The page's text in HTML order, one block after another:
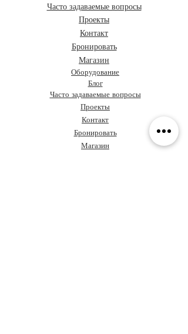
Часто задаваемые вопросы
Проекты
Контакт
Бронировать
Магазин
Оборудование
Блог
Часто задаваемые вопросы
Проекты
Контакт
Бронировать
Магазин